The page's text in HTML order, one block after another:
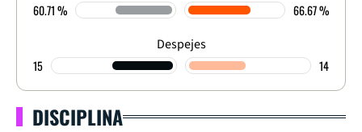
60.71 % 66.67 %
Despejes
15 14
DISCIPLINA